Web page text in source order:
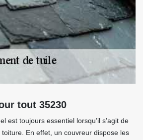
tout 35230
est toujours essentiel lorsqu’il s’agit de
En effet, un couvreur dispose les